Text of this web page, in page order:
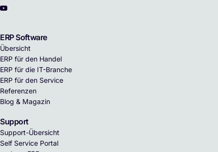
ERP Software
Übersicht
ERP für den Handel
ERP für die IT-Branche
ERP für den Service
Referenzen
Blog & Magazin
Support
Support-Übersicht
Self Service Portal